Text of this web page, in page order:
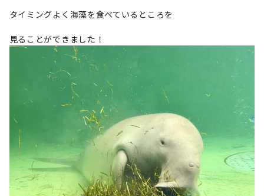
タイミングよく海藻を食べているところを
見ることができました！